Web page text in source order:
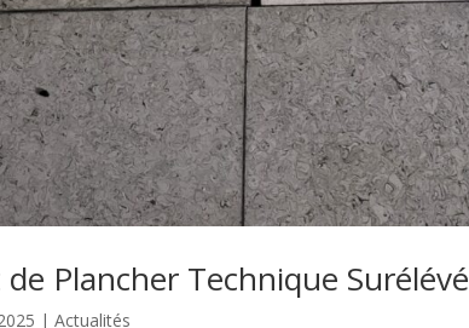
Plancher Technique Surélévé
|Actualités